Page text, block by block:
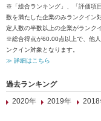
※「総合ランキング」、「評価項
数を満たした企業のみランクイン
定人数の半数以上の企業がランク
※総合得点が60.00点以上で、他
ンクイン対象となります。
≫ 詳細はこちら
過去ランキング
2020年
2019年 2018